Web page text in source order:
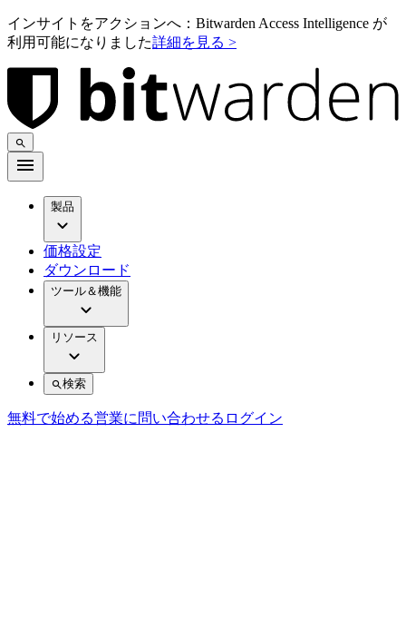
インサイトをアクションへ：Bitwarden Access Intelligence が
利用可能になりました詳細を見る >
製品
価格設定
ダウンロード
ツール＆機能
リソース
検索
無料で始める営業に問い合わせる ログイン